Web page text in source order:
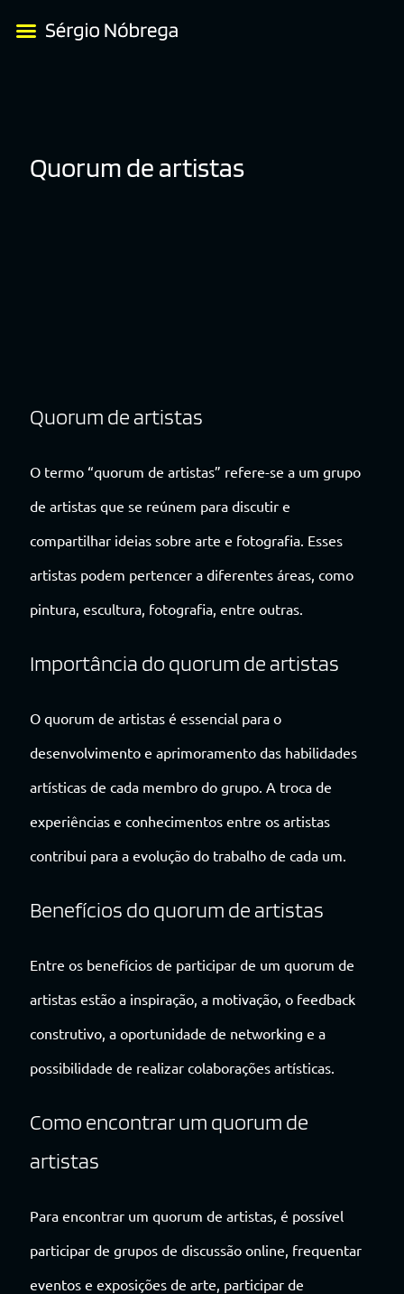
Quorum de artistas
Quorum de artistas
O termo “quorum de artistas” refere-se a um grupo
de artistas que se reúnem para discutir e
compartilhar ideias sobre arte e fotografia. Esses
artistas podem pertencer a diferentes áreas, como
pintura, escultura, fotografia, entre outras.
Importância do quorum de artistas
O quorum de artistas é essencial para o
desenvolvimento e aprimoramento das habilidades
artísticas de cada membro do grupo. A troca de
experiências e conhecimentos entre os artistas
contribui para a evolução do trabalho de cada um.
Benefícios do quorum de artistas
Entre os benefícios de participar de um quorum de
artistas estão a inspiração, a motivação, o feedback
construtivo, a oportunidade de networking e a
possibilidade de realizar colaborações artísticas.
Como encontrar um quorum de
artistas
Para encontrar um quorum de artistas, é possível
participar de grupos de discussão online, frequentar
eventos e exposições de arte, participar de